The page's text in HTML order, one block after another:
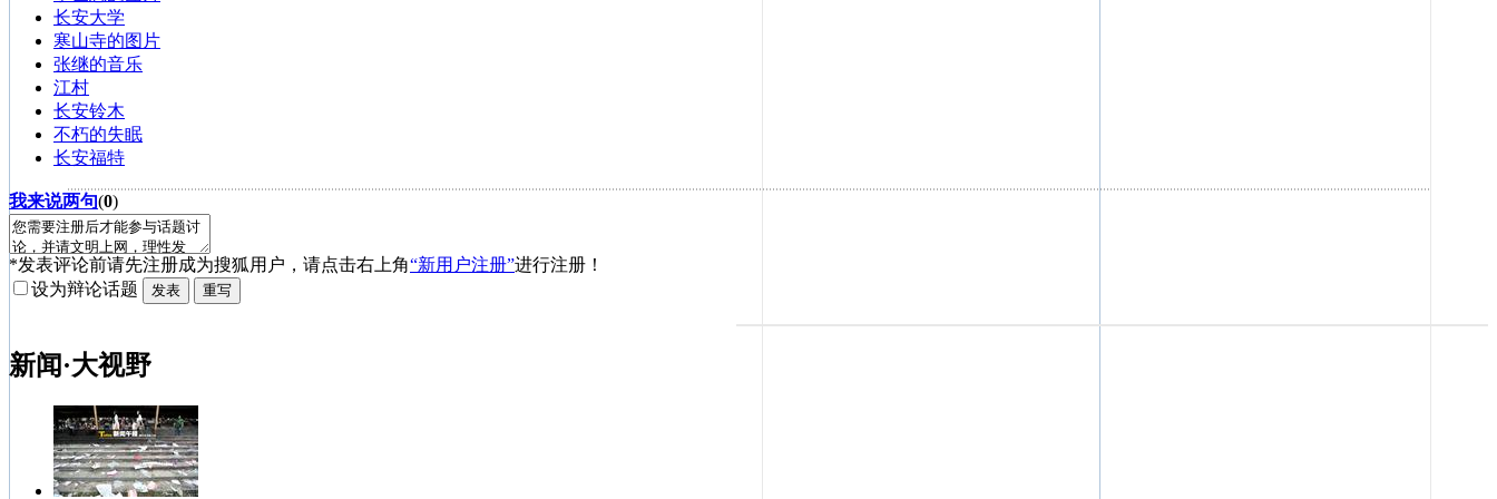
长安大学
寒山寺的图片
张继的音乐
江村
长安铃木
不朽的失眠
长安福特
我来说两句(0)
*发表评论前请先注册成为搜狐用户，请点击右上角“新用户注册”进行注册！
设为辩论话题
新闻·大视野